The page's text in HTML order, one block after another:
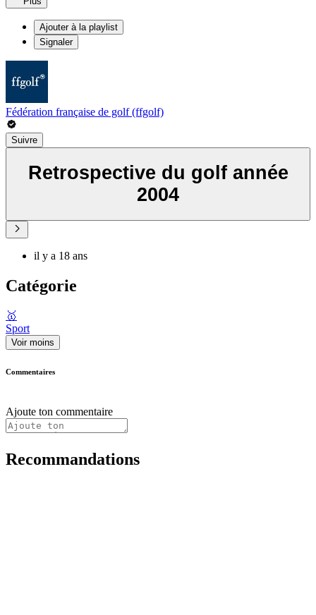
Ajouter à la playlist
Signaler
Fédération française de golf (ffgolf)
Suivre
Retrospective du golf année
2004
il y a 18 ans
Catégorie
🥇
Sport
Voir moins
Commentaires
Ajoute ton commentaire
Recommandations